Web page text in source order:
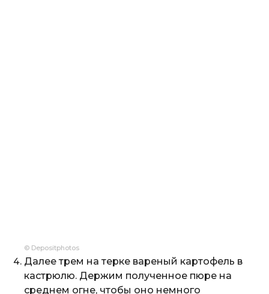
© Depositphotos
Далее трем на терке вареный картофель в
кастрюлю. Держим полученное пюре на
среднем огне, чтобы оно немного